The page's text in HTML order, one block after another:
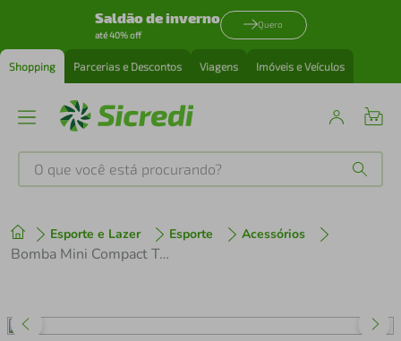
Saldão de inverno
até 40% off
Quero
Shopping Parcerias e Descontos Viagens Imóveis e Veículos
O que você está procurando?
Esporte e Lazer Esporte Acessórios
Bomba Mini Compact Telescopica Portátil 120psi
1º tenis